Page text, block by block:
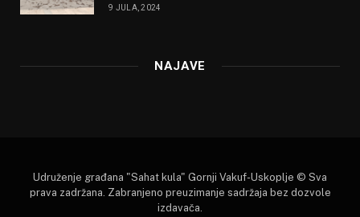
9 JULA, 2024
NAJAVE
Udruženje građana "Sahat kula" Gornji Vakuf-Uskoplje © Sva
prava zadržana. Zabranjeno preuzimanje sadržaja bez dozvole
izdavača.